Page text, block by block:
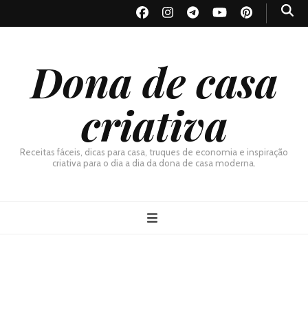
Dona de casa
criativa
Receitas fáceis, dicas para casa, truques de economia e inspiração
criativa para o dia a dia da dona de casa moderna.